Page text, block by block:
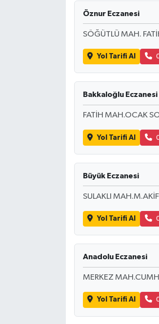
Öznur Eczanesi
SÖĞÜTLÜ MAH.
Yol Tarifi Al
Bakkaloğlu Eczanesi
FATİH MAH.OCAK
Yol Tarifi Al
Büyük Eczanesi
SULAKLI
Yol Tarifi Al
Anadolu Eczanesi
MERKEZ
Yol Tarifi Al